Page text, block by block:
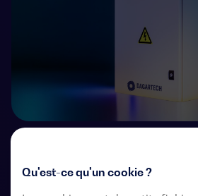
Qu'est-ce qu'un cookie ?
avec une coupure entièrement